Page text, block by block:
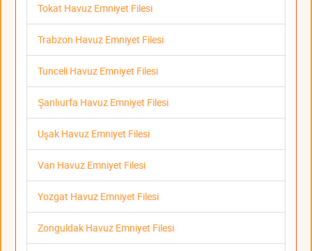
Tokat Havuz Emniyet Filesi
Trabzon Havuz Emniyet Filesi
Tunceli Havuz Emniyet Filesi
Şanlıurfa Havuz Emniyet Filesi
Uşak Havuz Emniyet Filesi
Van Havuz Emniyet Filesi
Yozgat Havuz Emniyet Filesi
Zonguldak Havuz Emniyet Filesi